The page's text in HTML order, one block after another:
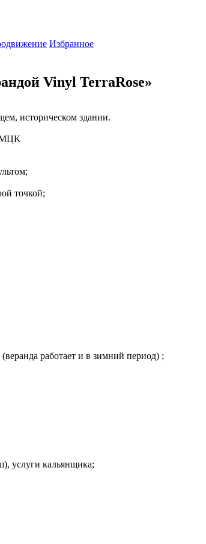
Избранное
Vinyl TerraRose»
историческом здании.
МЦK
точкой;
работает и в зимний период) ;
услуги кальянщика;